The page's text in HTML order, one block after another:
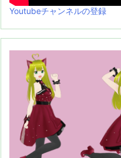
Youtubeチャンネルの登録